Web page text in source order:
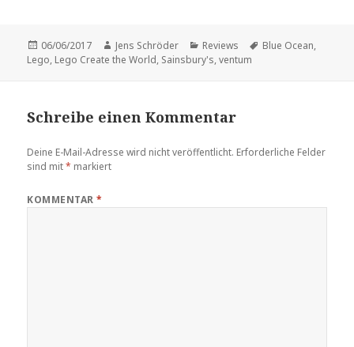
Veröffentlicht
am
06/06/2017 Autor
Jens Schröder Kategorien
Reviews Schlagwörter
Blue Ocean,
Lego, Lego Create the World, Sainsbury's,ventum
Schreibe einen Kommentar
Deine E-Mail-Adresse wird nicht veröffentlicht. Erforderliche Felder
sind mit* markiert
KOMMENTAR*